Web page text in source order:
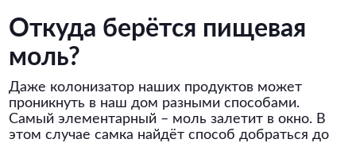
Откуда берётся пищевая
моль?
Даже колонизатор наших продуктов может
проникнуть в наш дом разными способами.
Самый элементарный – моль залетит в окно. В
этом случае самка найдёт способ добраться до